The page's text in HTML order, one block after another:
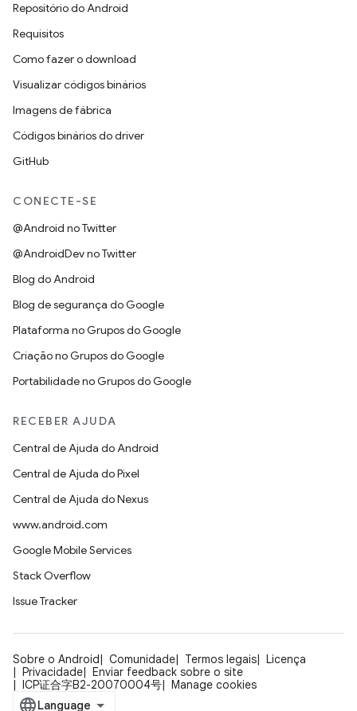
Repositório do Android
Requisitos
Como fazer o download
Visualizar códigos binários
Imagens de fábrica
Códigos binários do driver
GitHub
CONECTE-SE
@Android no Twitter
@AndroidDev no Twitter
Blog do Android
Blog de segurança do Google
Plataforma no Grupos do Google
Criação no Grupos do Google
Portabilidade no Grupos do Google
RECEBER AJUDA
Central de Ajuda do Android
Central de Ajuda do Pixel
Central de Ajuda do Nexus
www.android.com
Google Mobile Services
Stack Overflow
Issue Tracker
Sobre o Android Comunidade Termos legais
Licença
Privacidade
Enviar feedback sobre o site
ICP证合字B2-20070004号
Manage cookies